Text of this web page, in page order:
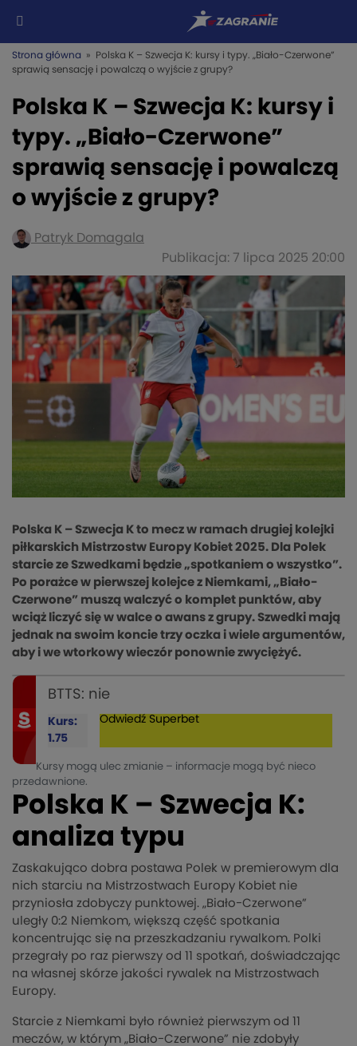
Strona główna » Polska K – Szwecja K: kursy i typy. „Biało-Czerwone”
sprawią sensację i powalczą o wyjście z grupy?
Polska K – Szwecja K: kursy i
typy. „Biało-Czerwone”
sprawią sensację i powalczą
o wyjście z grupy?
Patryk Domagala
Publikacja: 7 lipca 2025 20:00
Polska K – Szwecja K to mecz w ramach drugiej kolejki
piłkarskich Mistrzostw Europy Kobiet 2025. Dla Polek
starcie ze Szwedkami będzie „spotkaniem o wszystko”.
Po porażce w pierwszej kolejce z Niemkami, „Biało-
Czerwone” muszą walczyć o komplet punktów, aby
wciąż liczyć się w walce o awans z grupy. Szwedki mają
jednak na swoim koncie trzy oczka i wiele argumentów,
aby i we wtorkowy wieczór ponownie zwyciężyć.
BTTS: nie
Kurs:
1.75
Odwiedź Superbet
Kursy mogą ulec zmianie – informacje mogą być nieco
przedawnione.
Polska K – Szwecja K:
analiza typu
Zaskakująco dobra postawa Polek w premierowym dla
nich starciu na Mistrzostwach Europy Kobiet nie
przyniosła zdobyczy punktowej. „Biało-Czerwone”
uległy 0:2 Niemkom, większą część spotkania
koncentrując się na przeszkadzaniu rywalkom. Polki
przegrały po raz pierwszy od 11 spotkań, doświadczając
na własnej skórze jakości rywalek na Mistrzostwach
Europy.
Starcie z Niemkami było również pierwszym od 11
meczów, w którym „Biało-Czerwone” nie zdobyły